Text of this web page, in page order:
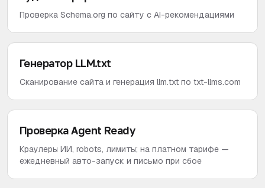
Проверка Schema.org по сайту с AI-рекомендациями
Генератор LLM.txt
Сканирование сайта и генерация llm.txt по txt-llms.com
Проверка Agent Ready
Краулеры ИИ, robots, лимиты; на платном тарифе —
ежедневный авто-запуск и письмо при сбое